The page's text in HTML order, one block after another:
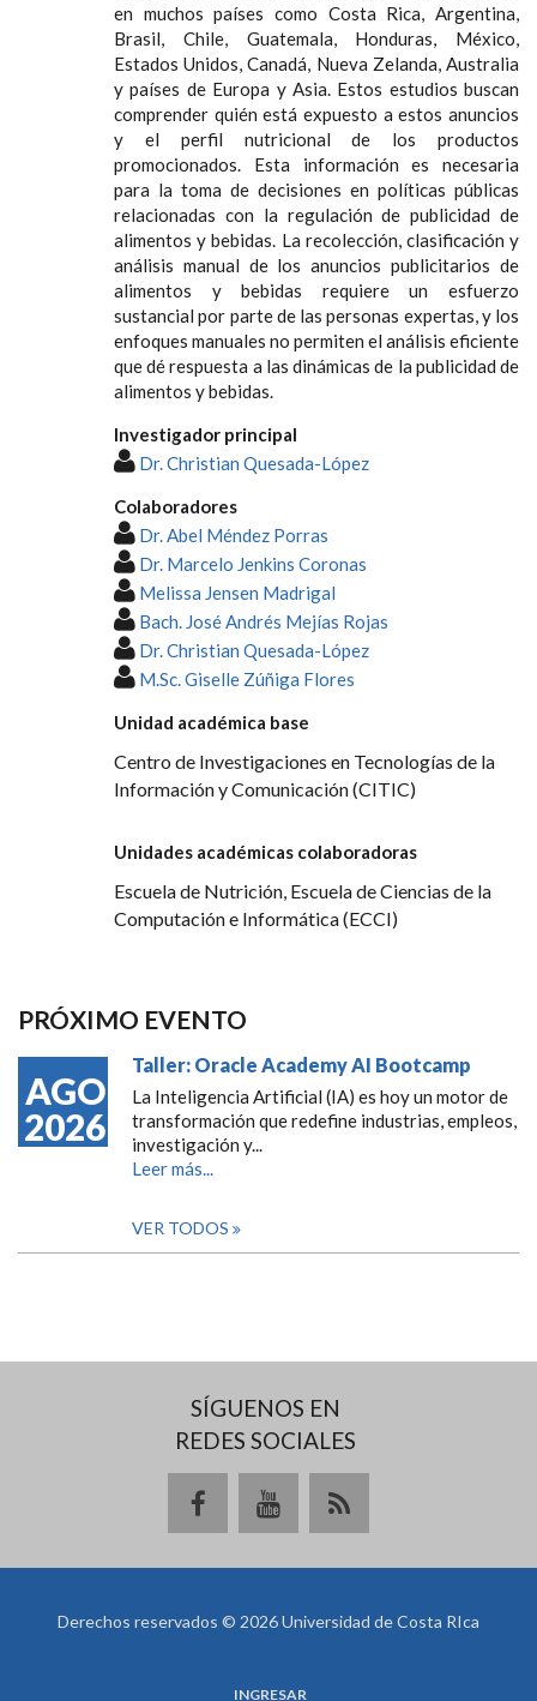
en muchos países como Costa Rica, Argentina,
Brasil, Chile, Guatemala, Honduras, México,
Estados Unidos, Canadá, Nueva Zelanda, Australia
y países de Europa y Asia. Estos estudios buscan
comprender quién está expuesto a estos anuncios
y el perfil nutricional de los productos
promocionados. Esta información es necesaria
para la toma de decisiones en políticas públicas
relacionadas con la regulación de publicidad de
alimentos y bebidas. La recolección, clasificación y
análisis manual de los anuncios publicitarios de
alimentos y bebidas requiere un esfuerzo
sustancial por parte de las personas expertas, y los
enfoques manuales no permiten el análisis eficiente
que dé respuesta a las dinámicas de la publicidad de
alimentos y bebidas.
Investigador principal
Dr. Christian Quesada-López
Colaboradores
Dr. Abel Méndez Porras
Dr. Marcelo Jenkins Coronas
Melissa Jensen Madrigal
Bach. José Andrés Mejías Rojas
Dr. Christian Quesada-López
M.Sc. Giselle Zúñiga Flores
Unidad académica base
Centro de Investigaciones en Tecnologías de la
Información y Comunicación (CITIC)
Unidades académicas colaboradoras
Escuela de Nutrición, Escuela de Ciencias de la
Computación e Informática (ECCI)
PRÓXIMO EVENTO
AGO
2026
Taller: Oracle Academy AI Bootcamp
La Inteligencia Artificial (IA) es hoy un motor de
transformación que redefine industrias, empleos,
investigación y...
Leer más...
VER TODOS
SÍGUENOS EN
REDES SOCIALES
Derechos reservados © 2026 Universidad de Costa RIca
INGRESAR